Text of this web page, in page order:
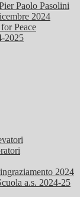
Paolo Pasolini
2024
Peace
2025
2024
a.s. 2024-25